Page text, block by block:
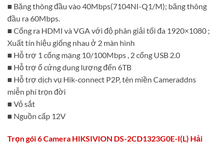
■ Băng thông đầu vào 40Mbps(7104NI-Q1/M); băng thông
đầu ra 60Mbps.
■ Cổng ra HDMI và VGA với độ phân giải tối đa 1920×1080 ;
Xuất tín hiệu giống nhau ở 2 màn hình
■ Hỗ trợ 1 cổng mạng 10/100Mbps , 2 cổng USB 2.0
■ Hỗ trợ ổ cứng dung lượng đến 6TB
■ Hỗ trợ dịch vụ Hik-connect P2P, tên miền Cameraddns
miễn phí trọn đời
■ Vỏ sắt
■ Nguồn cấp 12V
Trọn gói 6 Camera HIKSIVION DS-2CD1323G0E-I(L) Hải